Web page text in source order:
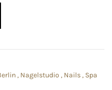
Nagelstudio Nails Spa